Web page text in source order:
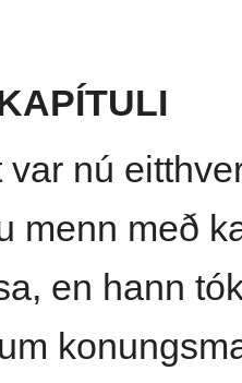
var nú
menn með
en hann